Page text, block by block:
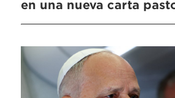
en una nueva carta